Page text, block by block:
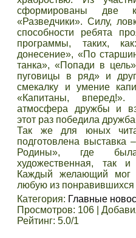
сформированы две
«Разведчики». Силу,
способности ребята
программы, таких,
донесение», «По
танка», «Попади в
пуговицы в ряд» и
смекалку и умение
«Капитаны,
атмосфера дружбы и
этот раз победила
Так же для юных
подготовлена
Родины», где
художественная, так и
Каждый желающий мог
любую из понравившихся
Категория: Главные
Просмотров: 106 |
Рейтинг: 5.0/1